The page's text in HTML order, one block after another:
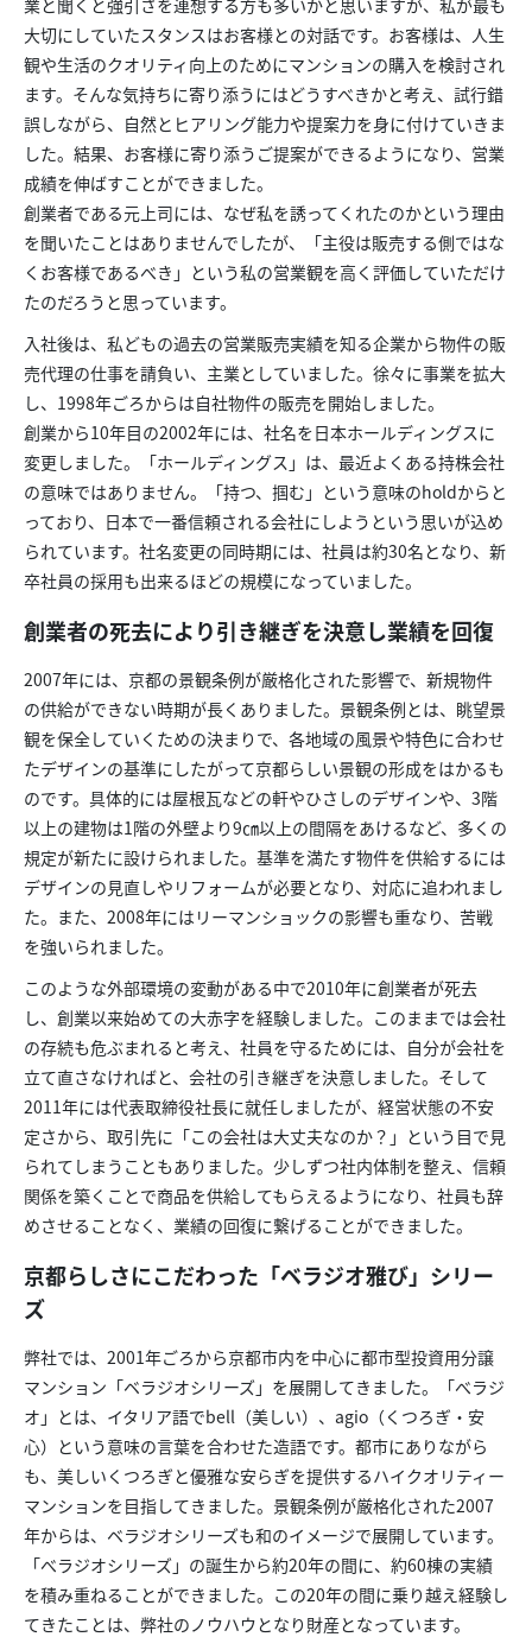
業と聞くと強引さを連想する方も多いかと思いますが、私が最も
大切にしていたスタンスはお客様との対話です。お客様は、人生
観や生活のクオリティ向上のためにマンションの購入を検討され
ます。そんな気持ちに寄り添うにはどうすべきかと考え、試行錯
誤しながら、自然とヒアリング能力や提案力を身に付けていきま
した。結果、お客様に寄り添うご提案ができるようになり、営業
成績を伸ばすことができました。
創業者である元上司には、なぜ私を誘ってくれたのかという理由
を聞いたことはありませんでしたが、「主役は販売する側ではな
くお客様であるべき」という私の営業観を高く評価していただけ
たのだろうと思っています。
入社後は、私どもの過去の営業販売実績を知る企業から物件の販
売代理の仕事を請負い、主業としていました。徐々に事業を拡大
し、1998年ごろからは自社物件の販売を開始しました。
創業から10年目の2002年には、社名を日本ホールディングスに
変更しました。「ホールディングス」は、最近よくある持株会社
の意味ではありません。「持つ、掴む」という意味のholdからと
っており、日本で一番信頼される会社にしようという思いが込め
られています。社名変更の同時期には、社員は約30名となり、新
卒社員の採用も出来るほどの規模になっていました。
創業者の死去により引き継ぎを決意し業績を回復
2007年には、京都の景観条例が厳格化された影響で、新規物件
の供給ができない時期が長くありました。景観条例とは、眺望景
観を保全していくための決まりで、各地域の風景や特色に合わせ
たデザインの基準にしたがって京都らしい景観の形成をはかるも
のです。具体的には屋根瓦などの軒やひさしのデザインや、3階
以上の建物は1階の外壁より9㎝以上の間隔をあけるなど、多くの
規定が新たに設けられました。基準を満たす物件を供給するには
デザインの見直しやリフォームが必要となり、対応に追われまし
た。また、2008年にはリーマンショックの影響も重なり、苦戦
を強いられました。
このような外部環境の変動がある中で2010年に創業者が死去
し、創業以来始めての大赤字を経験しました。このままでは会社
の存続も危ぶまれると考え、社員を守るためには、自分が会社を
立て直さなければと、会社の引き継ぎを決意しました。そして
2011年には代表取締役社長に就任しましたが、経営状態の不安
定さから、取引先に「この会社は大丈夫なのか？」という目で見
られてしまうこともありました。少しずつ社内体制を整え、信頼
関係を築くことで商品を供給してもらえるようになり、社員も辞
めさせることなく、業績の回復に繋げることができました。
京都らしさにこだわった「ベラジオ雅び」シリー
ズ
弊社では、2001年ごろから京都市内を中心に都市型投資用分譲
マンション「ベラジオシリーズ」を展開してきました。「べラジ
オ」とは、イタリア語でbell（美しい）、agio（くつろぎ・安
心）という意味の言葉を合わせた造語です。都市にありながら
も、美しいくつろぎと優雅な安らぎを提供するハイクオリティー
マンションを目指してきました。景観条例が厳格化された2007
年からは、ベラジオシリーズも和のイメージで展開しています。
「べラジオシリーズ」の誕生から約20年の間に、約60棟の実績
を積み重ねることができました。この20年の間に乗り越え経験し
てきたことは、弊社のノウハウとなり財産となっています。